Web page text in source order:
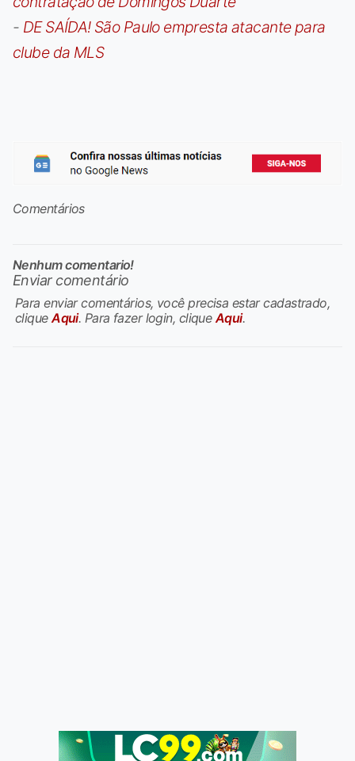
- DE SAÍDA! São Paulo empresta atacante para
clube da MLS
Comentários
Nenhum comentario!
Enviar comentário
Para enviar comentários, você precisa estar cadastrado,
cliqueAqui. Para fazer login, clique Aqui.